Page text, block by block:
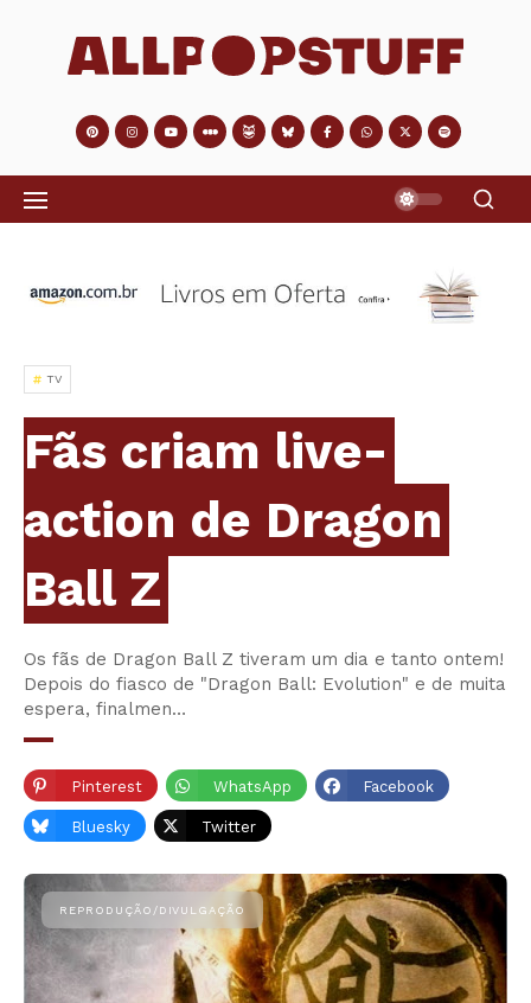
TV
Fãs criam live-
action de Dragon
Ball Z
Os fãs de Dragon Ball Z tiveram um dia e tanto ontem!
Depois do fiasco de "Dragon Ball: Evolution" e de muita
espera, finalmen…
Pinterest WhatsApp Facebook
Bluesky Twitter